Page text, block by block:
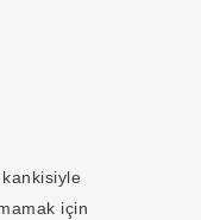
için